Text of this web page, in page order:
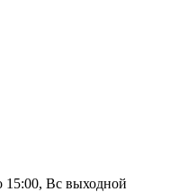
15:00, Вс выходной